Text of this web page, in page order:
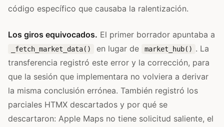
código específico que causaba la ralentización.
Los giros equivocados. El primer borrador apuntaba a
_fetch_market_data() en lugar de market_hub() . La
transferencia registró este error y la corrección, para
que la sesión que implementara no volviera a derivar
la misma conclusión errónea. También registró los
parciales HTMX descartados y por qué se
descartaron: Apple Maps no tiene solicitud saliente, el